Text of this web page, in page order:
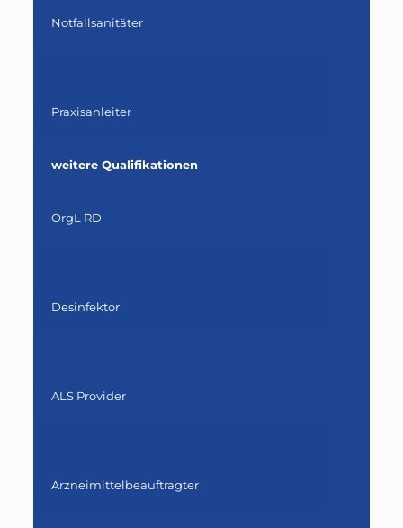
Notfallsanitäter
Praxisanleiter
weitere Qualifikationen
OrgL RD
Desinfektor
ALS Provider
Arzneimittelbeauftragter